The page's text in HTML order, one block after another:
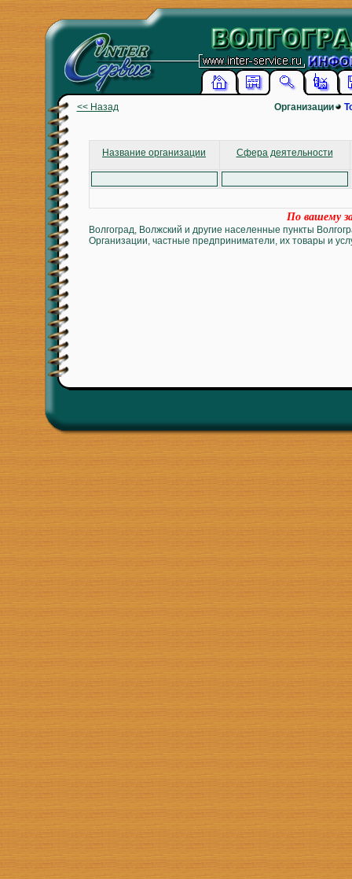
<< Назад Организации
Название организации Сфера деятельности
По вашему
Волгоград, Волжский и другие населенные пункты
Организации, частные предприниматели, их товары и